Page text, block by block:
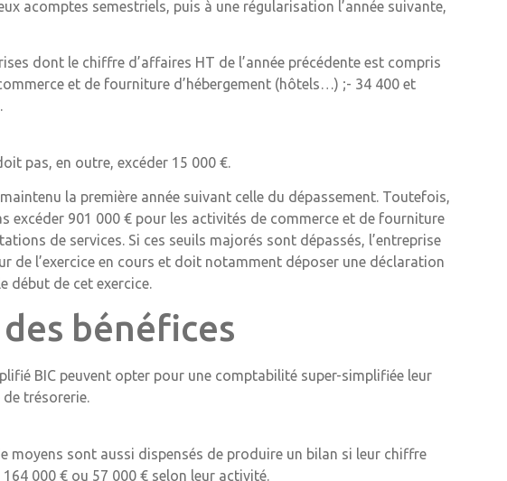
acomptes semestriels, puis à une régularisation l’année suivante,
dont le chiffre d’affaires HT de l’année précédente est compris
et de fourniture d’hébergement (hôtels…) ;- 34 400 et
pas, en outre, excéder 15 000 €.
la première année suivant celle du dépassement. Toutefois,
excéder 901 000 € pour les activités de commerce et de fourniture
de services. Si ces seuils majorés sont dépassés, l’entreprise
de l’exercice en cours et doit notamment déposer une déclaration
début de cet exercice.
bénéfices
BIC peuvent opter pour une comptabilité super-simplifiée leur
trésorerie.
moyens sont aussi dispensés de produire un bilan si leur chiffre
164 000 € ou 57 000 € selon leur activité.